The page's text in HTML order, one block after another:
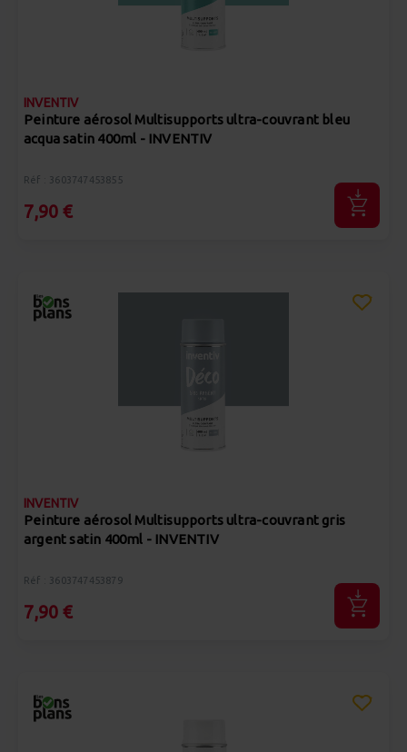
INVENTIV
Peinture aérosol Multisupports ultra-couvrant bleu
acqua satin 400ml - INVENTIV
Réf : 3603747453855
7,90 €
INVENTIV
Peinture aérosol Multisupports ultra-couvrant gris
argent satin 400ml - INVENTIV
Réf : 3603747453879
7,90 €